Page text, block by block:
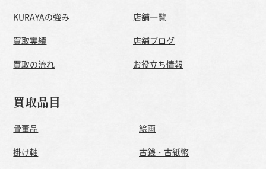
KURAYAの強み
買取実績
買取の流れ
店舗一覧
店舗ブログ
お役立ち情報
買取品目
骨董品
絵画
掛け軸
古銭・古紙幣